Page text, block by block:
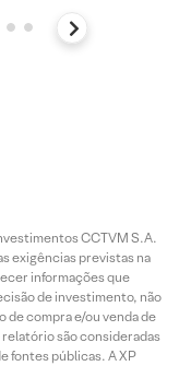
CCTVM S.A.
exigências previstas na
informações que
de investimento, não
compra e/ou venda de
são consideradas
fontes públicas. A XP